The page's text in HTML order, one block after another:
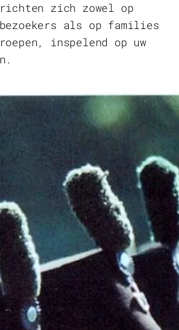
zich zowel op
als op families
inspelend op uw